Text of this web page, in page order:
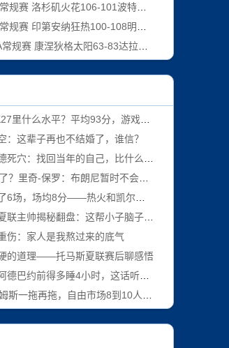
洛杉矶火花106-101波特兰火焰 全场集锦
第安纳狂热100-108明尼苏达山猫 全场集锦
康涅狄格太阳63-83达拉斯飞翼 全场集锦
什么水平？平均93分，游戏里横着走
：这辈子再也不结婚了，谁信？
穴：找回当年的自己，比什么都重要
里奇-保罗：布朗尼暂时不会跟过去
场均8分——热火和凯尔特人真敢接盘？
帅揭秘翻盘：这帮小子脑子里只有战术
伤：家人是我熬过来的底气
的道理——托马斯夏联赛后聊感悟
巴约前得多睡4小时，这话听着像玩笑
一拖再拖，自由市场8到10人干等